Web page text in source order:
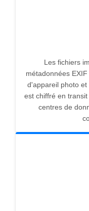
Les fichiers
métadonnées
d'appareil photo et
est chiffré en
centres de